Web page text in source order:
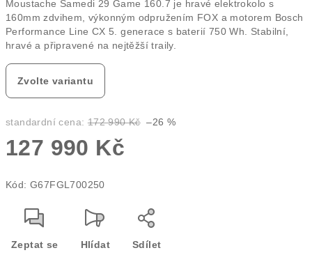
Moustache Samedi 29 Game 160.7 je hravé elektrokolo s
160mm zdvihem, výkonným odpružením FOX a motorem Bosch
Performance Line CX 5. generace s baterií 750 Wh. Stabilní,
hravé a připravené na nejtěžší traily.
Zvolte variantu
standardní cena: 172 990 Kč –26 %
127 990 Kč
cena:
Kód: G67FGL700250
Zeptat se Hlídat Sdílet